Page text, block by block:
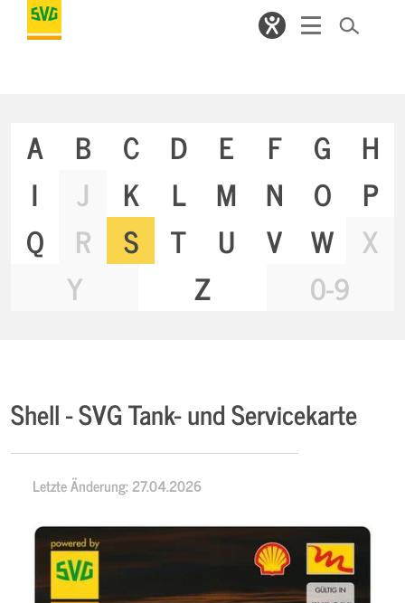
A B C D E F G
H
I
J K L M N O
P
Q
R S T U V W
X
Y
Z 0-9
Shell - SVG Tank- und Servicekarte
Letzte Änderung: 27.04.2026